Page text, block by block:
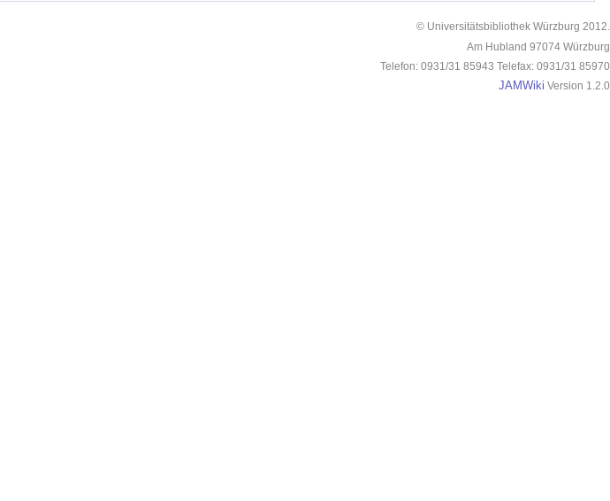
© Universitätsbibliothek Würzburg 2012.
Am Hubland 97074 Würzburg
Telefon: 0931/31 85943 Telefax: 0931/31 85970
JAMWiki Version 1.2.0